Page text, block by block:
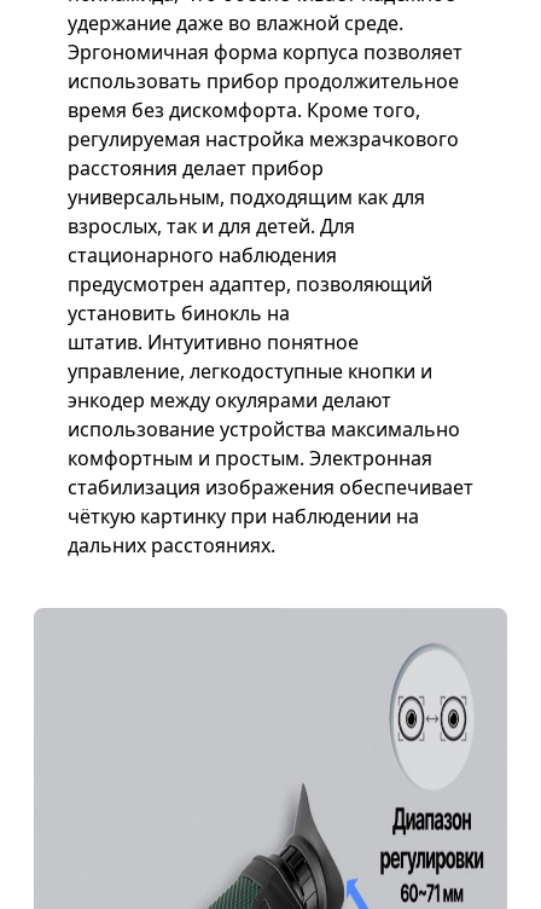
удержание даже во влажной среде.
Эргономичная форма корпуса позволяет
использовать прибор продолжительное
время без дискомфорта. Кроме того,
регулируемая настройка межзрачкового
расстояния делает прибор
универсальным, подходящим как для
взрослых, так и для детей. Для
стационарного наблюдения
предусмотрен адаптер, позволяющий
установить бинокль на
штатив. Интуитивно понятное
управление, легкодоступные кнопки и
энкодер между окулярами делают
использование устройства максимально
комфортным и простым. Электронная
стабилизация изображения обеспечивает
чёткую картинку при наблюдении на
дальних расстояниях.